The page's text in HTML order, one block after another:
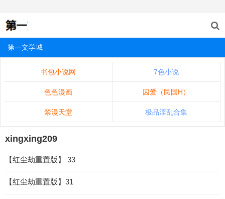
第一文学城
书包小说网 7色小说
色色漫画 囚爱（民国H）
禁漫天堂 极品淫乱合集
xingxing209
【红尘劫重置版】 33
【红尘劫重置版】31